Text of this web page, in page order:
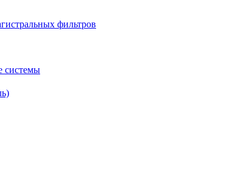
фильтров
системы